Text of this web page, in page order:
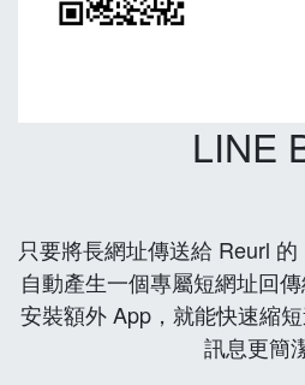
LINE
只要將長網址傳送給 Reurl
自動產生一個專屬短網址回
安裝額外 App，就能快速縮短
訊息更簡